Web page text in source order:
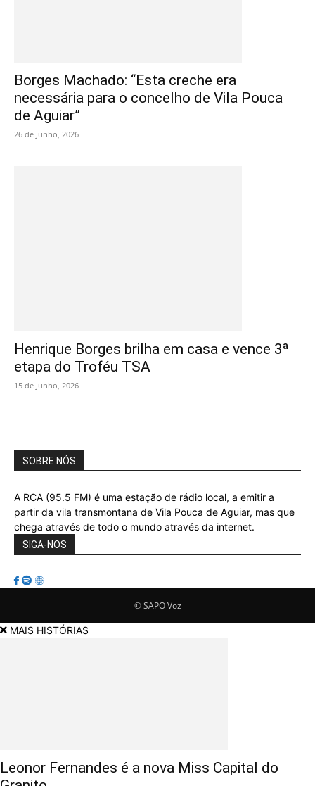
Borges Machado: “Esta creche era
necessária para o concelho de Vila Pouca
de Aguiar”
26 de Junho, 2026
Henrique Borges brilha em casa e vence 3ª
etapa do Troféu TSA
15 de Junho, 2026
SOBRE NÓS
A RCA (95.5 FM) é uma estação de rádio local, a emitir a
partir da vila transmontana de Vila Pouca de Aguiar, mas que
chega através de todo o mundo através da internet.
SIGA-NOS
© SAPO Voz
MAIS HISTÓRIAS
Leonor Fernandes é a nova Miss Capital do